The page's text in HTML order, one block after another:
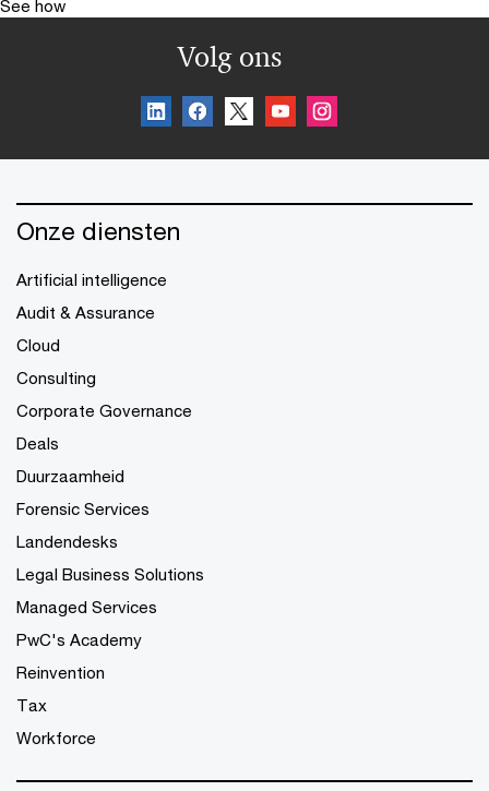
See how
Volg ons
Onze diensten
Artificial intelligence
Audit & Assurance
Cloud
Consulting
Corporate Governance
Deals
Duurzaamheid
Forensic Services
Landendesks
Legal Business Solutions
Managed Services
PwC's Academy
Reinvention
Tax
Workforce